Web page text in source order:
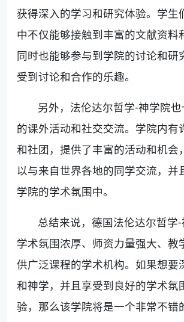
获得深入的学习和研究体验。学生
中不仅能够接触到丰富的文献资料
同时也能够参与到学院的讨论和研
受到讨论和合作的乐趣。
另外，法伦达尔哲学-神学院
的课外活动和社交交流。学院内有
和社团，提供了丰富的活动和机会
以与来自世界各地的同学交流，并
学院的学术氛围中。
总结来说，德国法伦达尔哲学
学术氛围浓厚、师资力量强大、教
供广泛课程的学术机构。如果想要
和神学，并且享受到良好的学术氛
验，那么该学院将是一个非常不错